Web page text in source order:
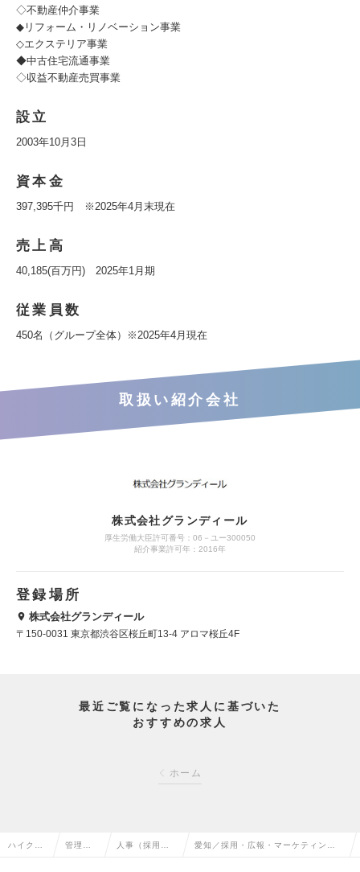
◇不動産仲介事業
◆リフォーム・リノベーション事業
◇エクステリア事業
◆中古住宅流通事業
◇収益不動産売買事業
設立
2003年10月3日
資本金
397,395千円 ※2025年4月末現在
売上高
40,185(百万円) 2025年1月期
従業員数
450名（グループ全体）※2025年4月現在
取扱い紹介会社
株式会社グランディール
厚生労働大臣許可番号：06－ユー300050
紹介事業許可年：2016年
登録場所
株式会社グランディール
〒150-0031 東京都渋谷区桜丘町13-4 アロマ桜丘4F
最近ご覧になった求人に基づいた
おすすめの求人
ホーム
ハイクラ 管理部 人事（採用・ 愛知／採用・広報・マーケティング